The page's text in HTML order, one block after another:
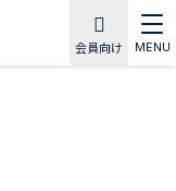
会員向け MENU